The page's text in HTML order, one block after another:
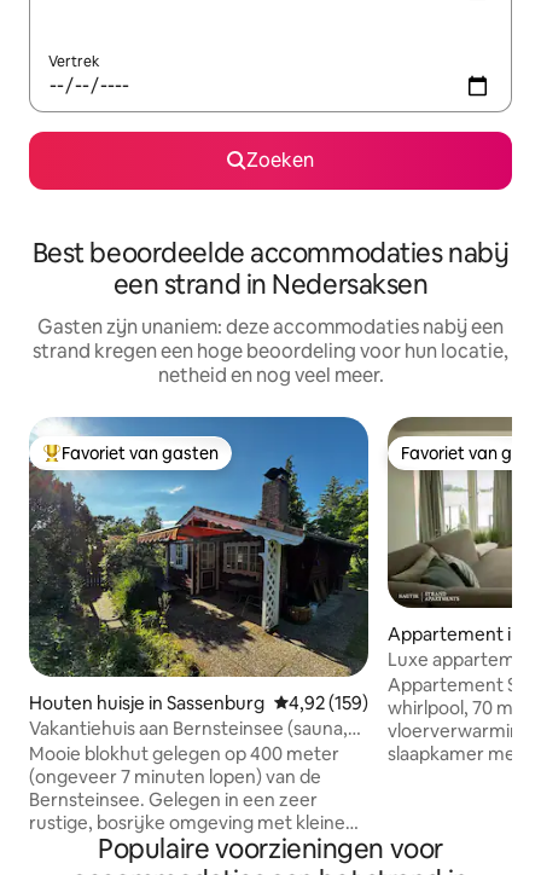
Vertrek
Zoeken
Best beoordeelde accommodaties nabij
een strand in Nedersaksen
Gasten zijn unaniem: deze accommodaties nabij een
strand kregen een hoge beoordeling voor hun locatie,
netheid en nog veel meer.
Topfavoriet van gasten
Favoriet van gasten
Houten huisje in Sassenburg Gemiddelde beoordeling van
4,92 (159)
Vakantiehuis aan Bernsteinsee (sauna,
barbecue, open haard)
Mooie blokhut gelegen op 400 meter
(ongeveer 7 minuten lopen) van de
Bernsteinsee. Gelegen in een zeer
rustige, bosrijke omgeving met kleine
vakantiehuizen. De tuin is afgeschermd
door begroeiing voor privacy en is voor
Favoriet van
Favoriet van
Appartement in
Luxe appartement 5* WESER
WHIRLPOOL
Appartement
whirlpool, 70 m ²
vloerverwarming,
slaapkamer met
het water en het
Europa,
Populaire voorzieningen voor